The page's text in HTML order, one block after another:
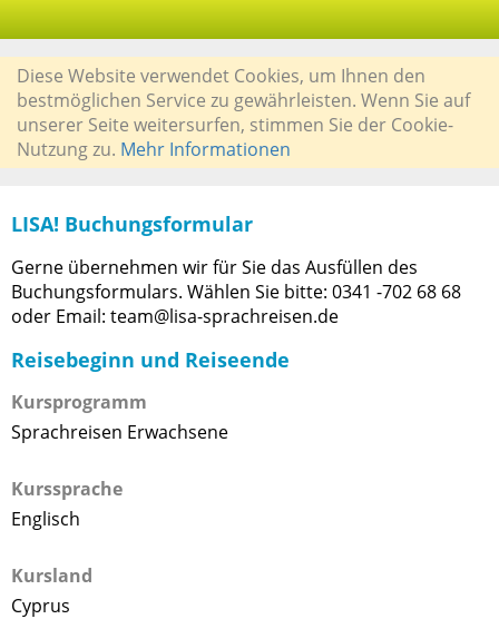
Diese Website verwendet Cookies, um Ihnen den
bestmöglichen Service zu gewährleisten. Wenn Sie auf
unserer Seite weitersurfen, stimmen Sie der Cookie-
Nutzung zu. Mehr Informationen
LISA! Buchungsformular
Gerne übernehmen wir für Sie das Ausfüllen des
Buchungsformulars. Wählen Sie bitte: 0341 -702 68 68
oder Email: team@lisa-sprachreisen.de
Reisebeginn und Reiseende
Kursprogramm
Sprachreisen Erwachsene
Kurssprache
Englisch
Kursland
Cyprus